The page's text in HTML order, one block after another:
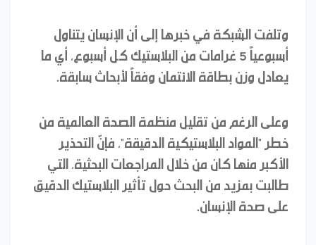
وتلفت الشبكة في خبرها إلى أن الإنسان يتناول
أسبوعياً 5 غرامات من البلاستيك كل أسبوع، أي ما
يعادل وزن بطاقة الائتمان وفقاً لأبحاث سابقة.
وعلى الرغم من تقليل منظمة الصحة العالمية من
خطر "المواد البلاستيكية الدقيقة"، فإنّ التحذير
الأكبر منها كان من خلال المراجعات البحثية، التي
طالبت بمزيد من البحث حول تأثير البلاستيك الدقيق
على صحة الإنسان.